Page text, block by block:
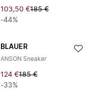
103,50 €185 €
-44%
BLAUER
ANSON Sneaker
124 €185 €
-33%